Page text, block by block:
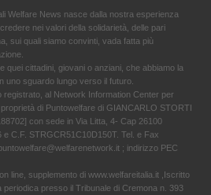
Welfare News nasce dalla nostra esperienza
nei valori della solidarietà, delle pari
sui quali siamo convinti, vada fatta più
quei cittadini, giovani o anziani, che abbiamo la
uno sguardo lungo verso il futuro.
registrato, al Network Information Center per
proprietà di Puntowelfare di GIANCARLO STORTI
con sede in Via Litta, 4- Cap 26100
e C.F. STRGCR51C10D150T. Tel. e Fax
; indirizzo PEC
line, supplemento di www.welfareitalia.it ,Iscritto
periodica presso il Tribunale di Cremona n. 393